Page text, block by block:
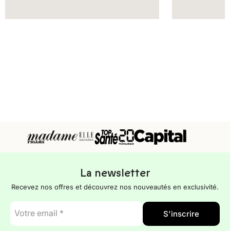
La newsletter
Recevez nos offres et découvrez nos nouveautés en exclusivité.
E-
mail
*
S'inscrire